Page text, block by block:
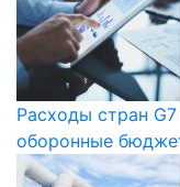
Расходы стран
оборонные